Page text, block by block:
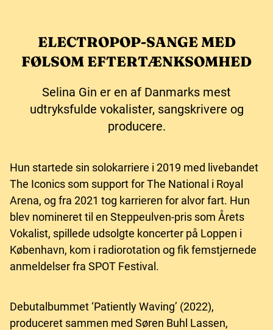
ELECTROPOP-SANGE MED
FØLSOM EFTERTÆNKSOMHED
Selina Gin er en af Danmarks mest
udtryksfulde vokalister, sangskrivere og
producere.
Hun startede sin solokarriere i 2019 med livebandet
The Iconics som support for The National i Royal
Arena, og fra 2021 tog karrieren for alvor fart. Hun
blev nomineret til en Steppeulven-pris som Årets
Vokalist, spillede udsolgte koncerter på Loppen i
København, kom i radiorotation og fik femstjernede
anmeldelser fra SPOT Festival.
Debutalbummet ‘Patiently Waving’ (2022),
produceret sammen med Søren Buhl Lassen,